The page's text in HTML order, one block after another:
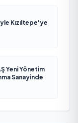
Kızıltepe'ye
Yeni Yönetim
Sanayinde